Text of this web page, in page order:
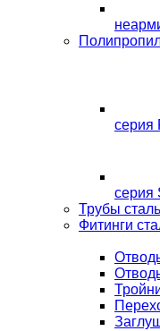
серия
серия
Трубы
Фитинги